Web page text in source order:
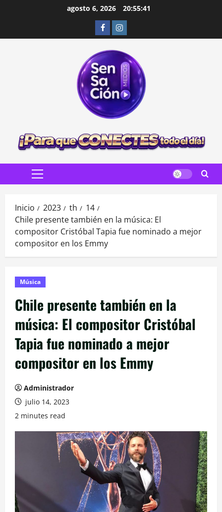
agosto 6, 2026 20:55:42
FacebookInstagram
Menú
Inicio 2023 th
14
Chile presente también en la música: El
compositor Cristóbal Tapia fue nominado a mejor
compositor en los Emmy
Música
Chile presente también en la
música: El compositor Cristóbal
Tapia fue nominado a mejor
compositor en los Emmy
Administrador
julio 14, 2023
2 minutes read